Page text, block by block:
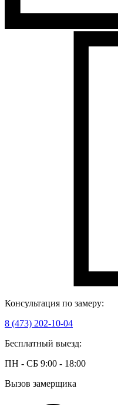
Консультация по замеру:
8 (473) 202-10-04
Бесплатный выезд:
ПН - СБ 9:00 - 18:00
Вызов замерщика